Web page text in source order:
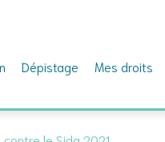
Dépistage Mes droits